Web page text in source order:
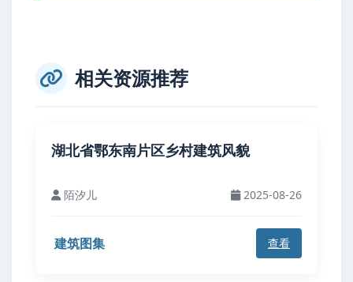
相关资源推荐
湖北省鄂东南片区乡村建筑风貌
陌汐儿 2025-08-26
建筑图集 查看